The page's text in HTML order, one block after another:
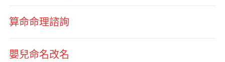
算命命理諮詢
嬰兒命名改名